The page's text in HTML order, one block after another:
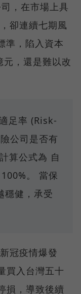
，在市場上具
卻連續七期風
準，陷入資本
，還是難以改
足率 (Risk-
公司是否有
算公式為 自
。 當保
穩健，承受
冠疫情爆發
買入台灣五十
損，導致後續